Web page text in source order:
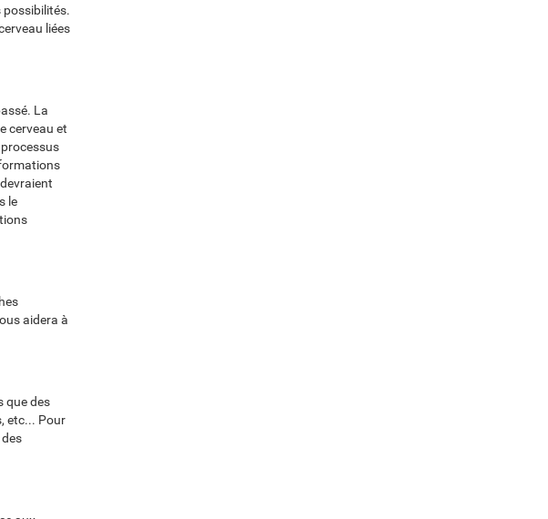
possibilités.
liées
La
cerveau et
le
aidera à
que des
etc... Pour